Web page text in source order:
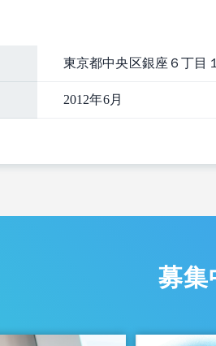
東京都中央区銀座６丁目
2012年6月
募集